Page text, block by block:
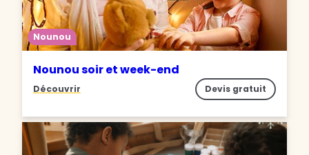
Nounou
Nounou soir et week-end
Découvrir Devis gratuit